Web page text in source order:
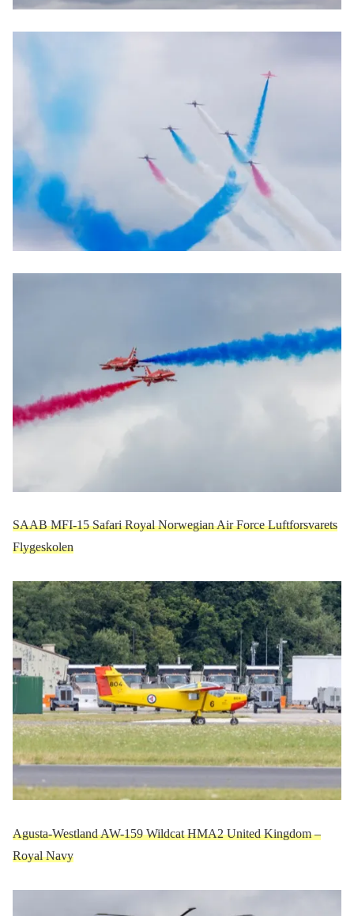
SAAB MFI-15 Safari Royal Norwegian Air Force Luftforsvarets
Flygeskolen
Agusta-Westland AW-159 Wildcat HMA2 United Kingdom –
Royal Navy